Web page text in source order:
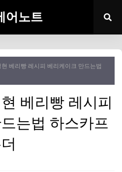
어노트
베리빵 레시피 베리케이크 만드는법
베리빵 레시피
는법 하스카프